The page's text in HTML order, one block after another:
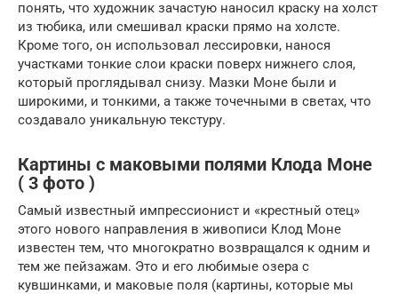
понять, что художник зачастую наносил краску на холст
из тюбика, или смешивал краски прямо на холсте.
Кроме того, он использовал лессировки, нанося
участками тонкие слои краски поверх нижнего слоя,
который проглядывал снизу. Мазки Моне были и
широкими, и тонкими, а также точечными в светах, что
создавало уникальную текстуру.
Картины с маковыми полями Клода Моне
( 3 фото )
Самый известный импрессионист и «крестный отец»
этого нового направления в живописи Клод Моне
известен тем, что многократно возвращался к одним и
тем же пейзажам. Это и его любимые озера с
кувшинками, и маковые поля (картины, которые мы